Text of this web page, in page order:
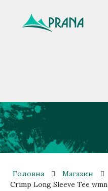
Головна Магазин
Crimp Long Sleeve Tee wmn